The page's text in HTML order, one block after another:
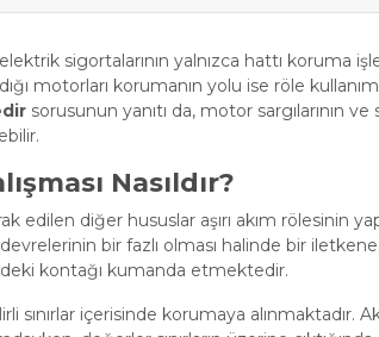
sigortalarının yalnızca hattı koruma
motorları korumanın yolu ise röle
sorusunun yanıtı da, motor sargılarının ve
Nasıldır?
edilen diğer hususlar aşırı akım rölesinin
devrelerinin bir fazlı olması halinde bir
kontağı kumanda etmektedir.
sınırlar içerisinde korumaya alınmaktadır.